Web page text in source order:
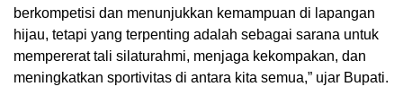
berkompetisi dan menunjukkan kemampuan di lapangan
hijau, tetapi yang terpenting adalah sebagai sarana untuk
mempererat tali silaturahmi, menjaga kekompakan, dan
meningkatkan sportivitas di antara kita semua,” ujar Bupati.